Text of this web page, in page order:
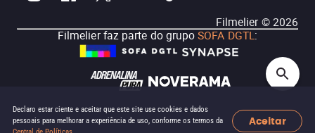
Declaro estar ciente e aceitar que este site use cookies e dados
pessoais para melhorar a experiência de uso, conforme os termos da
Aceitar
Filmelier ©2026
Filmelier faz parte do grupoSOFA DGTL: